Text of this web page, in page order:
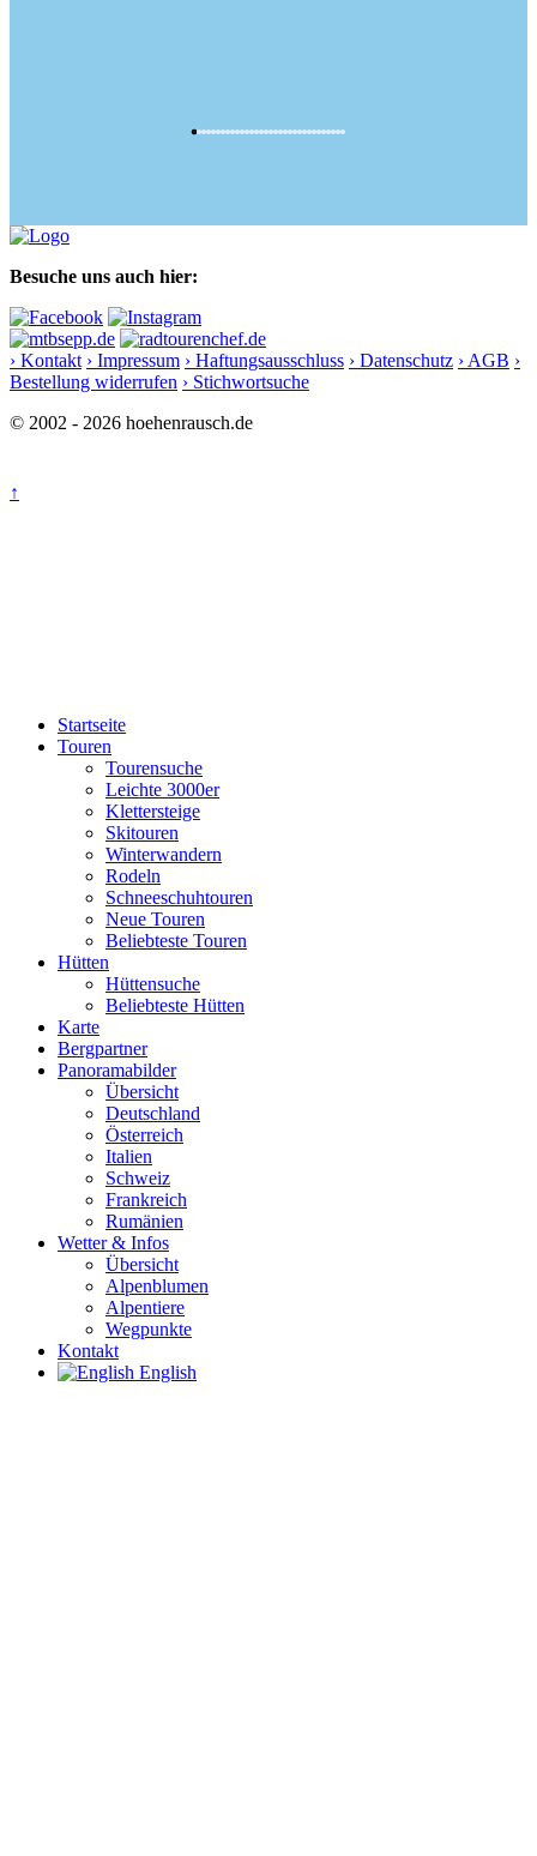
Besuche uns auch hier:
› Kontakt › Impressum › Haftungsausschluss › Datenschutz › AGB ›
Bestellung widerrufen › Stichwortsuche
© 2002 - 2026 hoehenrausch.de
↑
Startseite
Touren
Tourensuche
Leichte 3000er
Klettersteige
Skitouren
Winterwandern
Rodeln
Schneeschuhtouren
Neue Touren
Beliebteste Touren
Hütten
Hüttensuche
Beliebteste Hütten
Karte
Bergpartner
Panoramabilder
Übersicht
Deutschland
Österreich
Italien
Schweiz
Frankreich
Rumänien
Wetter & Infos
Übersicht
Alpenblumen
Alpentiere
Wegpunkte
Kontakt
English